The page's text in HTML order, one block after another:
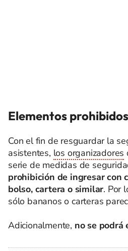
Elementos prohibidos
Con el fin de resguardar la
asistentes, los organizadores
serie de medidas de
prohibición de ingresar con
bolso, cartera o similar. Por
sólo bananos o carteras
Adicionalmente, no se podrá